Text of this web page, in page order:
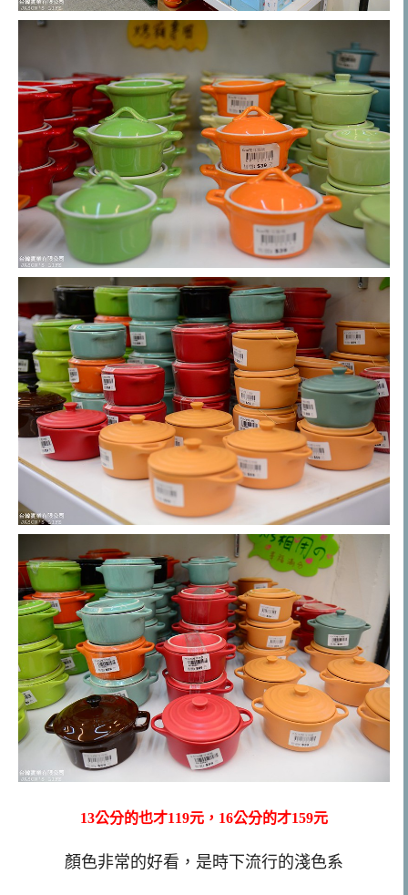
13公分的也才119元，16公分的才159元
顏色非常的好看，是時下流行的淺色系